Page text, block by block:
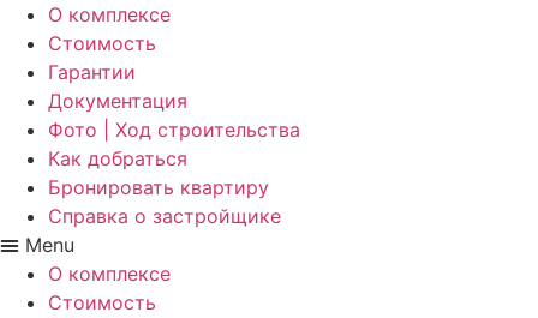
О комплексе
Стоимость
Гарантии
Документация
Фото | Ход строительства
Как добраться
Бронировать квартиру
Справка о застройщике
Menu
О комплексе
Стоимость